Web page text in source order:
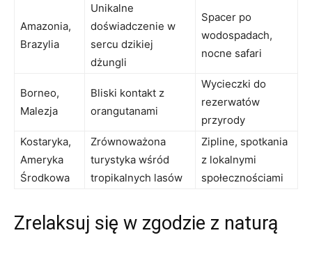
Amazonia,
Brazylia
Unikalne
doświadczenie w
sercu dzikiej
dżungli
Spacer po
wodospadach,
nocne safari
Borneo,
Malezja
Bliski ⁤kontakt z
orangutanami
Wycieczki ⁤do
rezerwatów
przyrody
Kostaryka,
Ameryka
Środkowa
Zrównoważona
turystyka​ wśród
tropikalnych lasów
Zipline, spotkania
z lokalnymi‍
społecznościami
Zrelaksuj się w zgodzie z naturą